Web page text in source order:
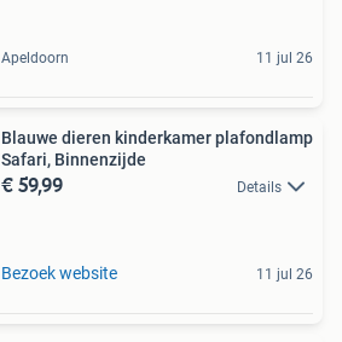
Apeldoorn 11 jul 26
Blauwe dieren kinderkamer plafondlamp
Safari, Binnenzijde
€ 59,99 Details
Bezoek website 11 jul 26